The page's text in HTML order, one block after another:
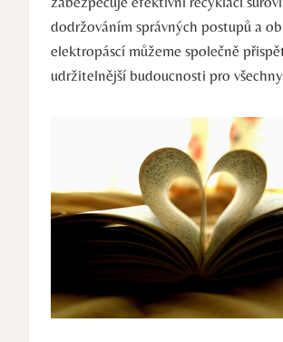
dodržováním správných postupů a
elektropáscí můžeme společně
udržitelnější budoucnosti pro